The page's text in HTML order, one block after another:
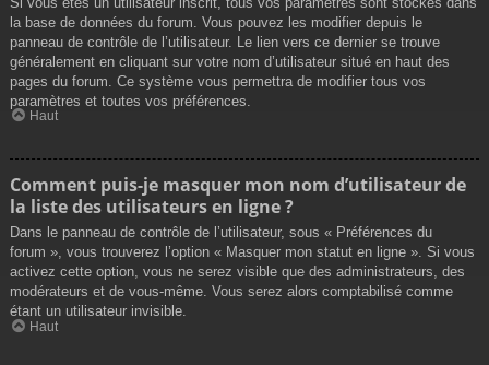
la base de données du forum. Vous pouvez les modifier depuis le
panneau de contrôle de l’utilisateur. Le lien vers ce dernier se trouve
généralement en cliquant sur votre nom d’utilisateur situé en haut des
pages du forum. Ce système vous permettra de modifier tous vos
paramètres et toutes vos préférences.
Haut
Comment puis-je masquer mon nom d’utilisateur de
la liste des utilisateurs en ligne ?
Dans le panneau de contrôle de l’utilisateur, sous « Préférences du
forum », vous trouverez l’option « Masquer mon statut en ligne ». Si vous
activez cette option, vous ne serez visible que des administrateurs, des
modérateurs et de vous-même. Vous serez alors comptabilisé comme
étant un utilisateur invisible.
Haut